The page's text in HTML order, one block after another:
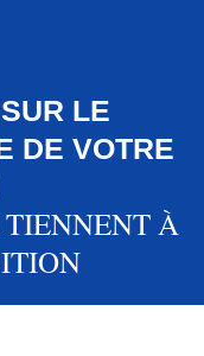
LE
DE VOTRE
TIENNENT À